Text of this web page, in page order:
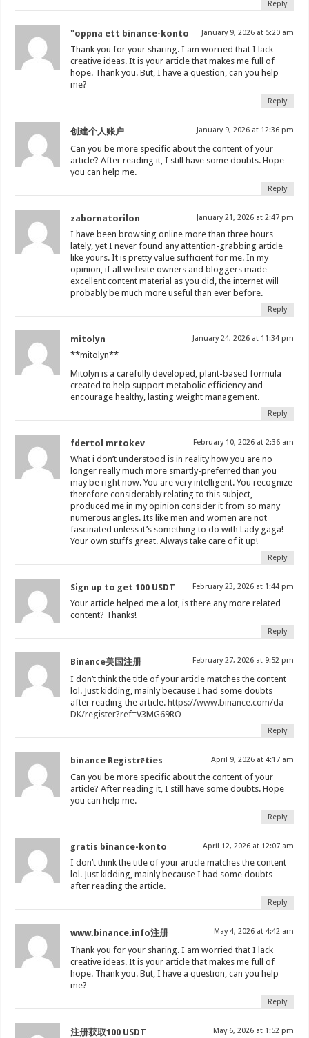
Reply
"oppna ett binance-konto January 9, 2026 at 5:20 am
Thank you for your sharing. I am worried that I lack
creative ideas. It is your article that makes me full of
hope. Thank you. But, I have a question, can you help
me?
Reply
创建个人账户 January 9, 2026 at 12:36 pm
Can you be more specific about the content of your
article? After reading it, I still have some doubts. Hope
you can help me.
Reply
zabornatorilon January 21, 2026 at 2:47 pm
I have been browsing online more than three hours
lately, yet I never found any attention-grabbing article
like yours. It is pretty value sufficient for me. In my
opinion, if all website owners and bloggers made
excellent content material as you did, the internet will
probably be much more useful than ever before.
Reply
mitolyn January 24, 2026 at 11:34 pm
**mitolyn**
Mitolyn is a carefully developed, plant-based formula
created to help support metabolic efficiency and
encourage healthy, lasting weight management.
Reply
fdertol mrtokev February 10, 2026 at 2:36 am
What i don’t understood is in reality how you are no
longer really much more smartly-preferred than you
may be right now. You are very intelligent. You recognize
therefore considerably relating to this subject,
produced me in my opinion consider it from so many
numerous angles. Its like men and women are not
fascinated unless it’s something to do with Lady gaga!
Your own stuffs great. Always take care of it up!
Reply
Sign up to get 100 USDT February 23, 2026 at 1:44 pm
Your article helped me a lot, is there any more related
content? Thanks!
Reply
Binance美国注册 February 27, 2026 at 9:52 pm
I don’t think the title of your article matches the content
lol. Just kidding, mainly because I had some doubts
after reading the article. https://www.binance.com/da-
DK/register?ref=V3MG69RO
Reply
binance Registrēties April 9, 2026 at 4:17 am
Can you be more specific about the content of your
article? After reading it, I still have some doubts. Hope
you can help me.
Reply
gratis binance-konto April 12, 2026 at 12:07 am
I don’t think the title of your article matches the content
lol. Just kidding, mainly because I had some doubts
after reading the article.
Reply
www.binance.info注册 May 4, 2026 at 4:42 am
Thank you for your sharing. I am worried that I lack
creative ideas. It is your article that makes me full of
hope. Thank you. But, I have a question, can you help
me?
Reply
注册获取100 USDT May 6, 2026 at 1:52 pm